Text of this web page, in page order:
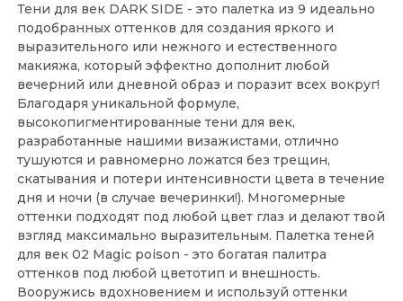
Тени для век DARK SIDE - это палетка из 9 идеально
подобранных оттенков для создания яркого и
выразительного или нежного и естественного
макияжа, который эффектно дополнит любой
вечерний или дневной образ и поразит всех вокруг!
Благодаря уникальной формуле,
высокопигментированные тени для век,
разработанные нашими визажистами, отлично
тушуются и равномерно ложатся без трещин,
скатывания и потери интенсивности цвета в течение
дня и ночи (в случае вечеринки!). Многомерные
оттенки подходят под любой цвет глаз и делают твой
взгляд максимально выразительным. Палетка теней
для век 02 Magic poison - это богатая палитра
оттенков под любой цветотип и внешность.
Вооружись вдохновением и используй оттенки